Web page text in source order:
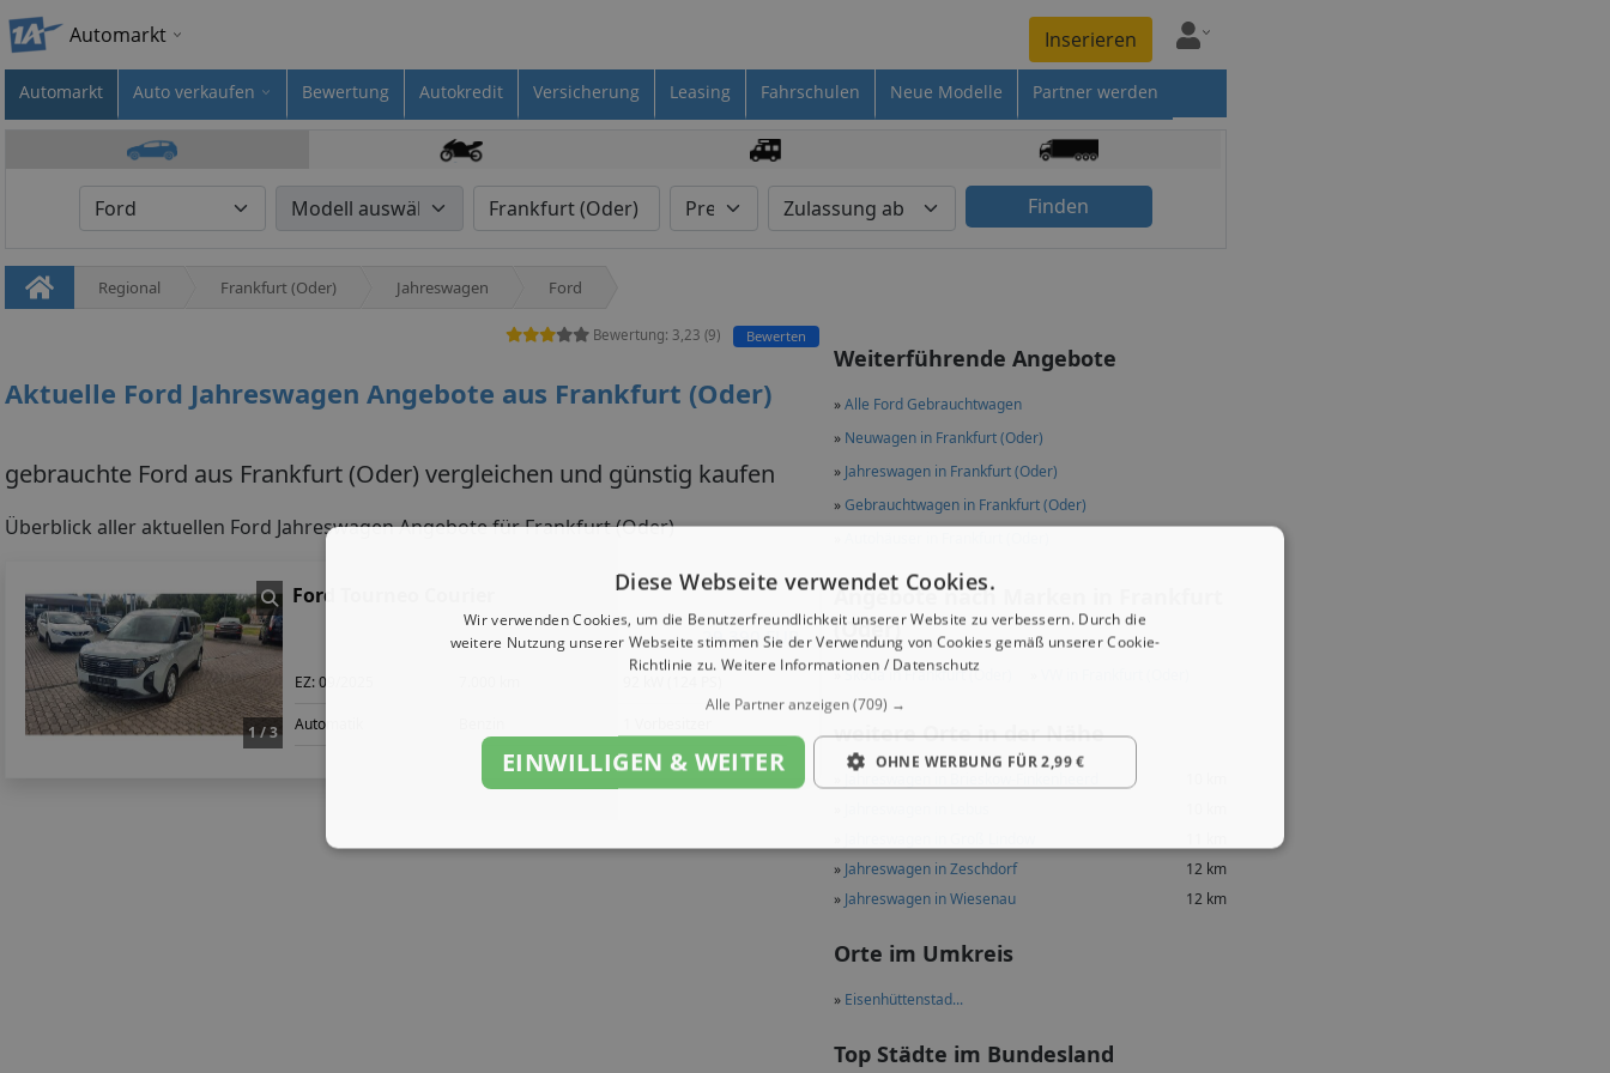
Automarkt Inserieren
Automarkt Auto verkaufen Bewertung Autokredit Versicherung Leasing Fahrschulen Neue Modelle Partner werden
Finden
Regional Frankfurt (Oder) Jahreswagen Ford
Weiterführende Angebote
»Alle Ford Gebrauchtwagen
» Neuwagen in Frankfurt (Oder)
» Jahreswagen in Frankfurt (Oder)
»Gebrauchtwagen in Frankfurt (Oder)
Angebote nach Marken in Frankfurt
(Oder)
»Skoda in Frankfurt (Oder)
weitere Orte in der Nähe
» Jahreswagen in Zeschdorf
12 km
» Jahreswagen in Wiesenau 12 km
Orte im Umkreis
» Eisenhüttenstad...
Top Städte im Bundesland
Bewertung: 3,23 (9) Bewerten
Aktuelle Ford Jahreswagen Angebote aus Frankfurt (Oder)
gebrauchte Ford aus Frankfurt (Oder) vergleichen und günstig kaufen
Überblick aller aktuellen Ford Jahreswagen Angebote für Frankfurt (Oder)
1 / 3
Ford Tourneo Courier
29.390 EUR
EZ:09/2025
Automatik
Diese Webseite verwendet Cookies.
Wir verwenden Cookies, um die Benutzerfreundlichkeit unserer Website zu verbessern. Durch die
weitere Nutzung unserer Webseite stimmen Sie der Verwendung von Cookies gemäß unserer Cookie-
Richtlinie zu. Weitere Informationen / Datenschutz
Alle Partner anzeigen(709) →
EINWILLIGEN & WEITER OHNE WERBUNG FÜR 2,99 €